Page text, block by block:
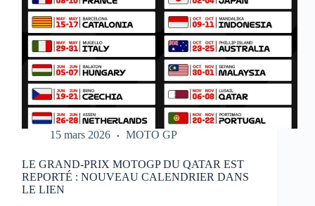
15 mars 2026 MOTO GP
LE GRAND-PRIX MOTOGP DU QATAR EST
REPORTÉ : NOUVEAU CALENDRIER DANS
LE LIEN